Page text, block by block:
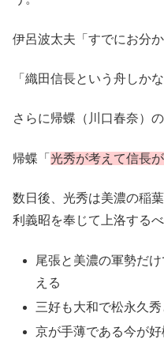
伊呂波太夫「すでにお分か
「織田信長という舟しかな
さらに帰蝶（川口春奈）
帰蝶「 光秀が考えて信長
数日後、光秀は美濃の稲
利義昭を奉じて上洛する
尾張と美濃の軍勢だ
える
三好も大和で松永久秀
京が手薄である今が好